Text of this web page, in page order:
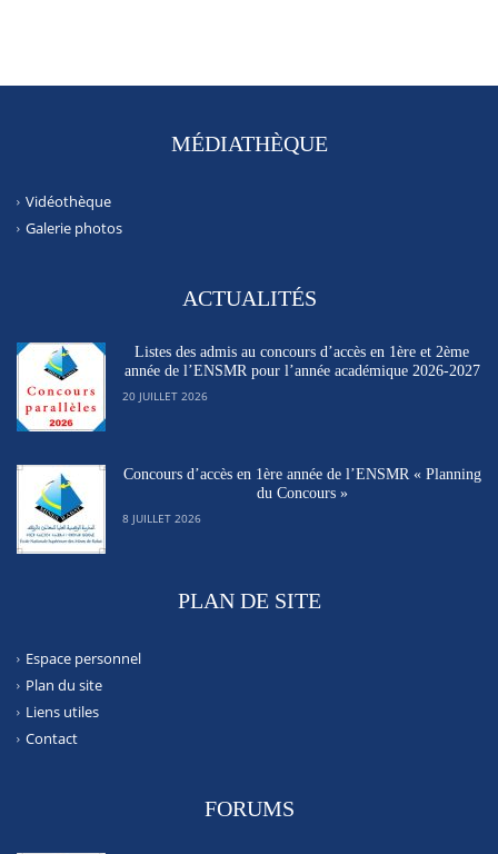
MÉDIATHÈQUE
Vidéothèque
Galerie photos
ACTUALITÉS
Listes des admis au concours d’accès en 1ère et 2ème
année de l’ENSMR pour l’année académique 2026-2027
20 JUILLET 2026
Concours d’accès en 1ère année de l’ENSMR « Planning
du Concours »
8 JUILLET 2026
PLAN DE SITE
Espace personnel
Plan du site
Liens utiles
Contact
FORUMS